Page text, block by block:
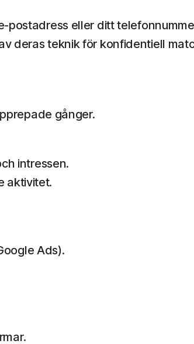
eller ditt
deras teknik för konfidentiell
gånger.
intressen.
aktivitet.
Ads).